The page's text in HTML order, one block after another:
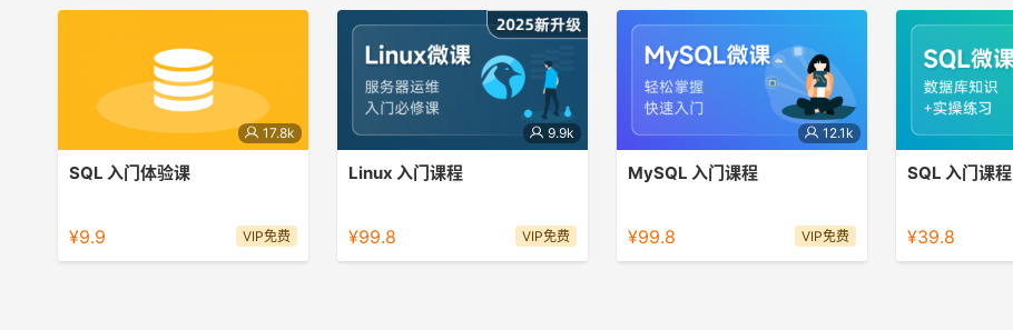
17.8k
SQL 入门体验课
¥9.9 VIP免费
9.9k
Linux 入门课程
¥99.8 VIP免费
12.1k
MySQL 入门课程
¥99.8 VIP免费
SQL 入门课程
¥39.8